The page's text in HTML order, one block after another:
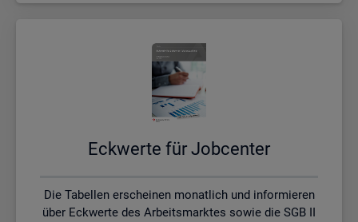
Eck­wer­te für Job­cen­ter
Die Tabellen erscheinen monatlich und informieren
über Eckwerte des Arbeitsmarktes sowie die SGB II